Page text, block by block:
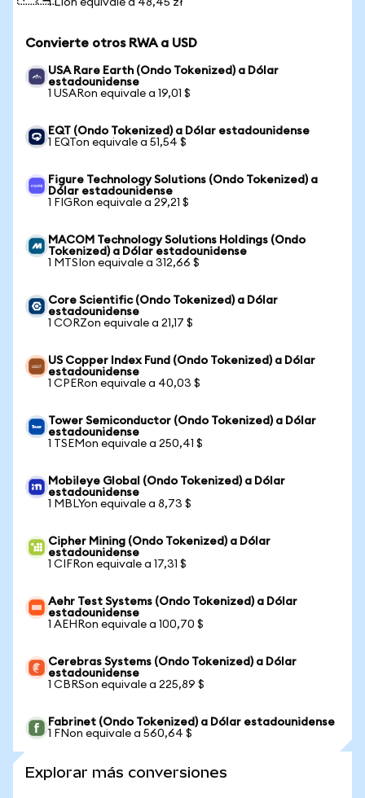
1 LIon equivale a 48,45 zł
Convierte otros RWA a USD
USA Rare Earth (Ondo Tokenized) a Dólar
estadounidense
1 USARon equivale a 19,01 $
EQT (Ondo Tokenized) a Dólar estadounidense
1 EQTon equivale a 51,54 $
Figure Technology Solutions (Ondo Tokenized) a
Dólar estadounidense
1 FIGRon equivale a 29,21 $
MACOM Technology Solutions Holdings (Ondo
Tokenized) a Dólar estadounidense
1 MTSIon equivale a 312,66 $
Core Scientific (Ondo Tokenized) a Dólar
estadounidense
1 CORZon equivale a 21,17 $
US Copper Index Fund (Ondo Tokenized) a Dólar
estadounidense
1 CPERon equivale a 40,03 $
Tower Semiconductor (Ondo Tokenized) a Dólar
estadounidense
1 TSEMon equivale a 250,41 $
Mobileye Global (Ondo Tokenized) a Dólar
estadounidense
1 MBLYon equivale a 8,73 $
Cipher Mining (Ondo Tokenized) a Dólar
estadounidense
1 CIFRon equivale a 17,31 $
Aehr Test Systems (Ondo Tokenized) a Dólar
estadounidense
1 AEHRon equivale a 100,70 $
Cerebras Systems (Ondo Tokenized) a Dólar
estadounidense
1 CBRSon equivale a 225,89 $
Fabrinet (Ondo Tokenized) a Dólar estadounidense
1 FNon equivale a 560,64 $
Explorar más conversiones